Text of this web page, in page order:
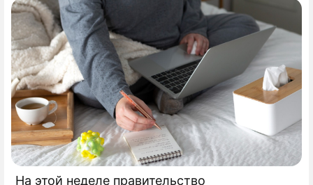
Алла Борисовна Пугачева
певица
На этой неделе правительство